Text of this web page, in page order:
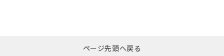
ページ先頭へ戻る